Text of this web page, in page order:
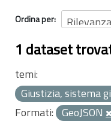
Ordina per
1 dataset
temi:
Giustizia, sistema
Formati: GeoJSON